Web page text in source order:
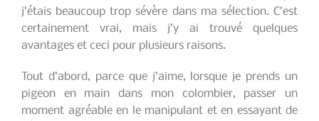
j’étais beaucoup trop sévère dans ma sélection. C’est
certainement vrai, mais j’y ai trouvé quelques
avantages et ceci pour plusieurs raisons.
Tout d’abord, parce que j’aime, lorsque je prends un
pigeon en main dans mon colombier, passer un
moment agréable en le manipulant et en essayant de